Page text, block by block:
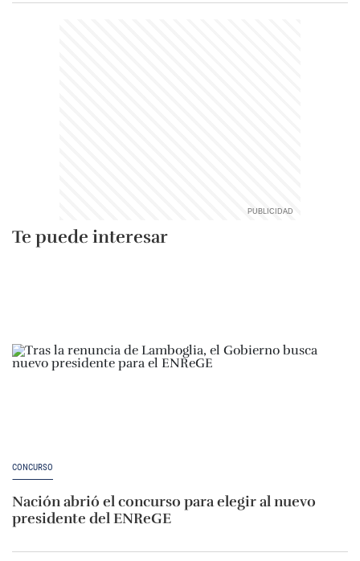
Te puede interesar
CONCURSO
Nación abrió el concurso para elegir al nuevo
presidente del ENReGE